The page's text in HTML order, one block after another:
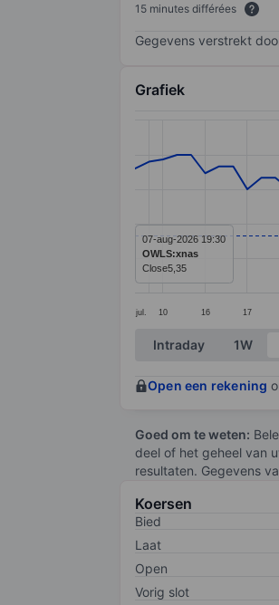
15 minutes différées
Gegevens verstrekt
Grafiek
Line chart with 67
The chart has 1 X
The chart has 1 Y
jul. 10 16 17
07-aug-2026 19:30
OWLS:xnas
Close5,35
End of interactive
Intraday 1W
Open een rekening
Goed om te weten:
deel of het geheel van
resultaten. Gegevens
Koersen
Bied
Laat
Open
Vorig slot